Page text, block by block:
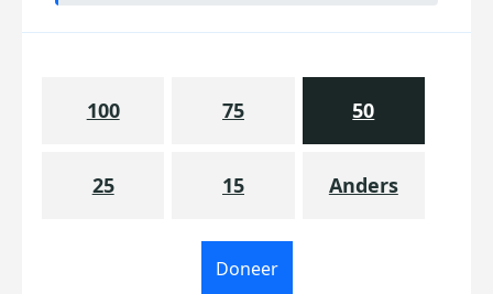
100 75 50
25 15 Anders
Doneer